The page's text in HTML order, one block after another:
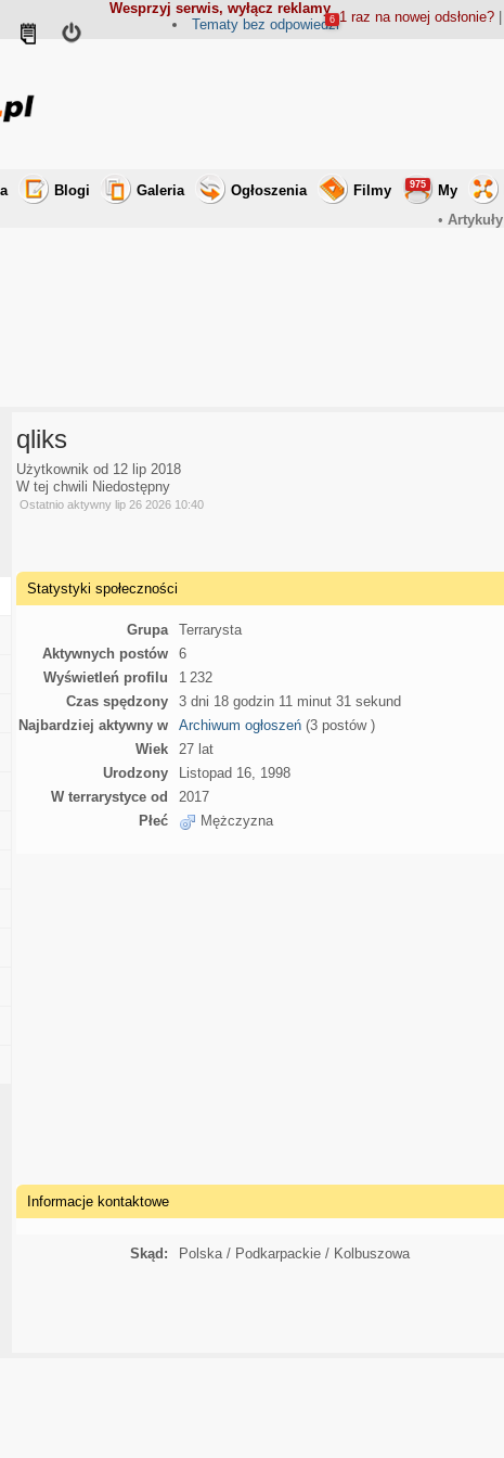
Wesprzyj serwis, wyłącz reklamy
1 raz na nowej odsłonie?|
Tematy bez odpowiedzi
6
Blogi Galeria Ogłoszenia Filmy My
975
• Artykuły
qliks
Użytkownik od 12 lip 2018
W tej chwili Niedostępny
Ostatnio aktywny lip 26 2026 10:40
Statystyki społeczności
Grupa
Terrarysta
Aktywnych postów
6
Wyświetleń profilu
1 232
Czas spędzony
3 dni 18 godzin 11 minut 31 sekund
Najbardziej aktywny w
Archiwum ogłoszeń (3 postów )
Wiek
27 lat
Urodzony
Listopad 16, 1998
W terrarystyce od
2017
Płeć
Mężczyzna
Informacje kontaktowe
Skąd: Polska / Podkarpackie / Kolbuszowa